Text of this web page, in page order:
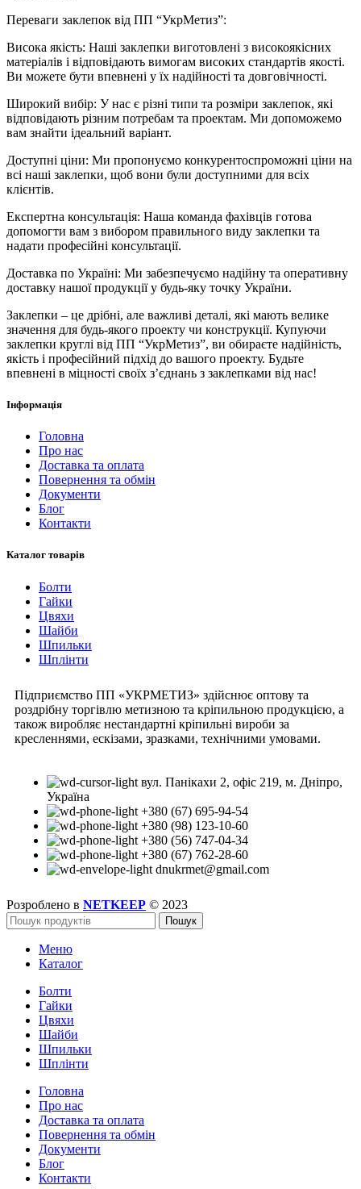
Переваги заклепок від ПП “УкрМетиз”:
Висока якість: Наші заклепки виготовлені з високоякісних
матеріалів і відповідають вимогам високих стандартів якості.
Ви можете бути впевнені у їх надійності та довговічності.
Широкий вибір: У нас є різні типи та розміри заклепок, які
відповідають різним потребам та проектам. Ми допоможемо
вам знайти ідеальний варіант.
Доступні ціни: Ми пропонуємо конкурентоспроможні ціни на
всі наші заклепки, щоб вони були доступними для всіх
клієнтів.
Експертна консультація: Наша команда фахівців готова
допомогти вам з вибором правильного виду заклепки та
надати професійні консультації.
Доставка по Україні: Ми забезпечуємо надійну та оперативну
доставку нашої продукції у будь-яку точку України.
Заклепки – це дрібні, але важливі деталі, які мають велике
значення для будь-якого проекту чи конструкції. Купуючи
заклепки круглі від ПП “УкрМетиз”, ви обираєте надійність,
якість і професійний підхід до вашого проекту. Будьте
впевнені в міцності своїх з’єднань з заклепками від нас!
Інформація
Головна
Про нас
Доставка та оплата
Повернення та обмін
Документи
Блог
Контакти
Каталог товарів
Болти
Гайки
Цвяхи
Шайби
Шпильки
Шплінти
Підприємство ПП «УКРМЕТИЗ» здійснює оптову та
роздрібну торгівлю метизною та кріпильною продукцією, а
також виробляє нестандартні кріпильні вироби за
кресленнями, ескізами, зразками, технічними умовами.
вул. Панікахи 2, офіс 219, м. Дніпро,
Україна
+380 (67) 695-94-54
+380 (98) 123-10-60
+380 (56) 747-04-34
+380 (67) 762-28-60
dnukrmet@gmail.com
Розроблено в NETKEEP © 2023
Пошук
Меню
Каталог
Болти
Гайки
Цвяхи
Шайби
Шпильки
Шплінти
Головна
Про нас
Доставка та оплата
Повернення та обмін
Документи
Блог
Контакти